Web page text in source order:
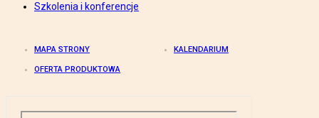
Szkolenia i konferencje
MAPA STRONY KALENDARIUM
OFERTA PRODUKTOWA